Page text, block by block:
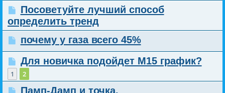
Посоветуйте лучший способ
определить тренд
почему у газа всего 45%
Для новичка подойдет М15 график?
1 2
Памп-Дамп и точка.